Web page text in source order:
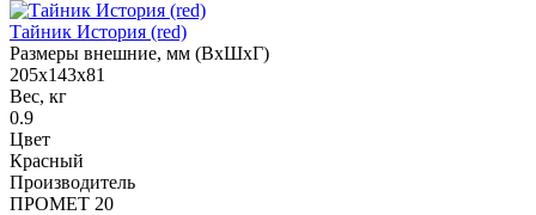
Тайник История (red)
Размеры внешние, мм (ВхШхГ)
205x143x81
Вес, кг
0.9
Цвет
Красный
Производитель
ПРОМЕТ 20